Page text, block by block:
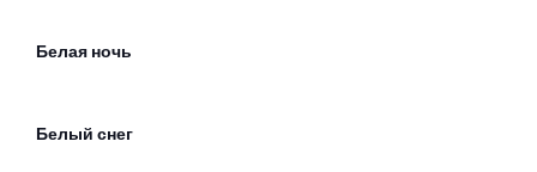
Белая ночь
Белый снег